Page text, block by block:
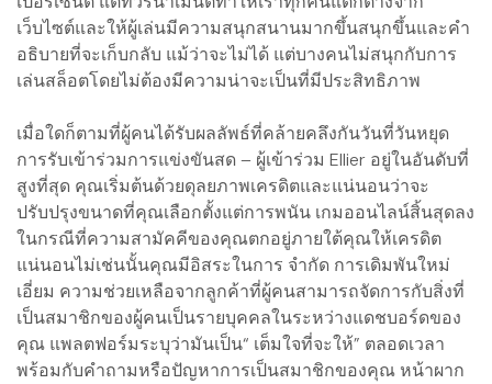
เว็บไซต์และให้ผู้เล่นมีความสนุกสนานมากขึ้นสนุกขึ้นและคำ
อธิบายที่จะเก็บกลับ แม้ว่าจะไม่ได้ แต่บางคนไม่สนุกกับการ
เล่นสล็อตโดยไม่ต้องมีความน่าจะเป็นที่มีประสิทธิภาพ
เมื่อใดก็ตามที่ผู้คนได้รับผลลัพธ์ที่คล้ายคลึงกันวันที่วันหยุด
การรับเข้าร่วมการแข่งขันสด – ผู้เข้าร่วม Ellier อยู่ในอันดับที่
สูงที่สุด คุณเริ่มต้นด้วยดุลยภาพเครดิตและแน่นอนว่าจะ
ปรับปรุงขนาดที่คุณเลือกตั้งแต่การพนัน เกมออนไลน์สิ้นสุดลง
ในกรณีที่ความสามัคคีของคุณตกอยู่ภายใต้คุณให้เครดิต
แน่นอนไม่เช่นนั้นคุณมีอิสระในการ จำกัด การเดิมพันใหม่
เอี่ยม ความช่วยเหลือจากลูกค้าที่ผู้คนสามารถจัดการกับสิ่งที่
เป็นสมาชิกของผู้คนเป็นรายบุคคลในระหว่างแดชบอร์ดของ
คุณ แพลตฟอร์มระบุว่ามันเป็น“ เต็มใจที่จะให้” ตลอดเวลา
พร้อมกับคำถามหรือปัญหาการเป็นสมาชิกของคุณ หน้าผาก